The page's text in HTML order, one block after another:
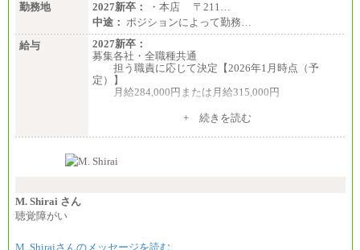
勤務地
2027新卒：
・本店 〒211…
中途： ポジションによって勤務…
給与
2027新卒：
募集各社・全職種共通
担う職責に応じて決定【2026年1月時点（予
定）】
月給284,000円または月給315,000円
※入社後早期から、自律的な業務遂行が求めら
す。
い職責を担う方については、さらに高い金額を個別
+ 続きを読む
M. Shirai さん
聴覚障がい
M. Shiraiさんのメッセージを読む